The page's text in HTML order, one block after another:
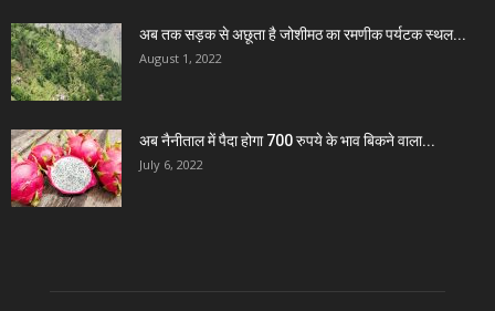
अब तक सड़क से अछूता है जोशीमठ का रमणीक पर्यटक स्थल...
August 1, 2022
अब नैनीताल में पैदा होगा 700 रुपये के भाव बिकने वाला...
July 6, 2022